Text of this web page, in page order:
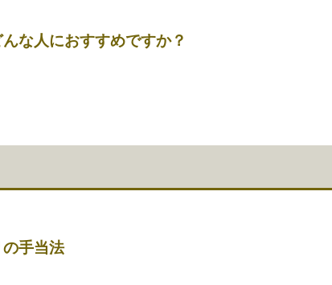
な人におすすめですか？
手当法